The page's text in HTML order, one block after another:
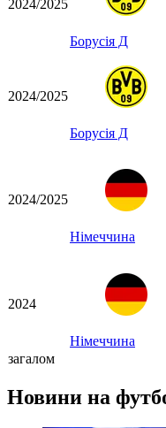
2024/2025
Борусія Д
2024/2025
Борусія Д
2024/2025
Німеччина
2024
Німеччина
загалом
Новини на